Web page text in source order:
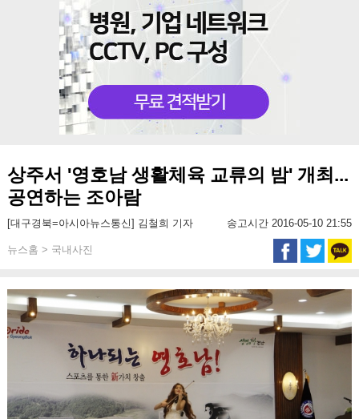
상주서 '영호남 생활체육 교류의 밤' 개최...
공연하는 조아람
[대구경북=아시아뉴스통신] 김철희 기자 송고시간 2016-05-10 21:55
뉴스홈 > 국내사진